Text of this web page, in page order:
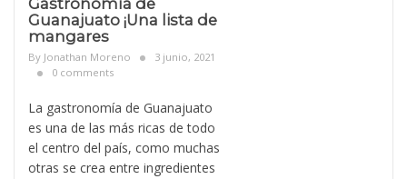
Gastronomía de
Guanajuato ¡Una lista de
mangares
By Jonathan Moreno
3 junio, 2021
0 comments
La gastronomía de Guanajuato
es una de las más ricas de todo
el centro del país, como muchas
otras se crea entre ingredientes